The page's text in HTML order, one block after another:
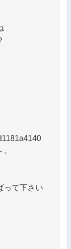
って下さい